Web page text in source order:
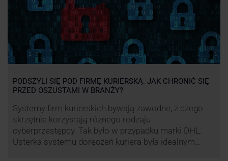
PODSZYLI SIĘ POD FIRMĘ KURIERSKĄ. JAK CHRONIĆ SIĘ
PRZED OSZUSTAMI W BRANŻY?
Systemy firm kurierskich bywają zawodne, z czego
skrzętnie korzystają różnego rodzaju
cyberprzestępcy. Tak było w przypadku marki DHL.
Usterka systemu doręczeń kuriera była idealnym